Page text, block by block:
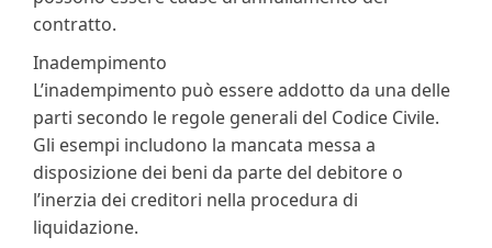
contratto.
Inadempimento
L’inadempimento può essere addotto da una delle
parti secondo le regole generali del Codice Civile.
Gli esempi includono la mancata messa a
disposizione dei beni da parte del debitore o
l’inerzia dei creditori nella procedura di
liquidazione.